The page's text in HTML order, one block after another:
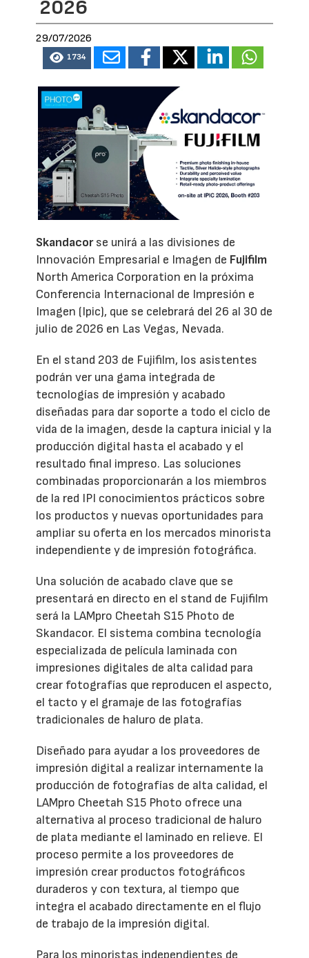
2026
29/07/2026
1734
Skandacorse unirá a las divisiones de
Innovación Empresarial e Imagen de Fujifilm
North America Corporation en la próxima
Conferencia Internacional de Impresión e
Imagen (Ipic), que se celebrará del 26 al 30 de
julio de 2026 en Las Vegas, Nevada.
En el stand 203 de Fujifilm, los asistentes
podrán ver una gama integrada de
tecnologías de impresión y acabado
diseñadas para dar soporte a todo el ciclo de
vida de la imagen, desde la captura inicial y la
producción digital hasta el acabado y el
resultado final impreso. Las soluciones
combinadas proporcionarán a los miembros
de la red IPI conocimientos prácticos sobre
los productos y nuevas oportunidades para
ampliar su oferta en los mercados minorista
independiente y de impresión fotográfica.
Una solución de acabado clave que se
presentará en directo en el stand de Fujifilm
será la LAMpro Cheetah S15 Photo de
Skandacor. El sistema combina tecnología
especializada de película laminada con
impresiones digitales de alta calidad para
crear fotografías que reproducen el aspecto,
el tacto y el gramaje de las fotografías
tradicionales de haluro de plata.
Diseñado para ayudar a los proveedores de
impresión digital a realizar internamente la
producción de fotografías de alta calidad, el
LAMpro Cheetah S15 Photo ofrece una
alternativa al proceso tradicional de haluro
de plata mediante el laminado en relieve. El
proceso permite a los proveedores de
impresión crear productos fotográficos
duraderos y con textura, al tiempo que
integra el acabado directamente en el flujo
de trabajo de la impresión digital.
Para los minoristas independientes de